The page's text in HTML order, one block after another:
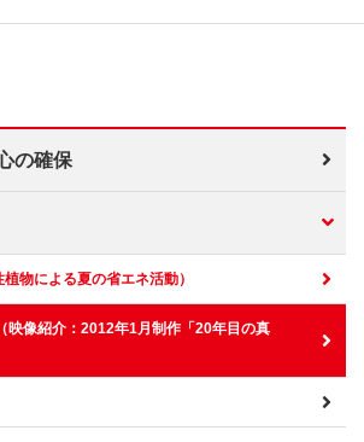
の確保
物による夏の省エネ活動）
映像紹介：2012年1月制作「20年目の真